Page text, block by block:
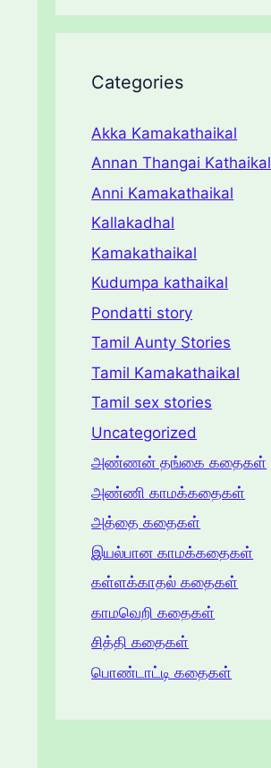
Categories
Akka Kamakathaikal
Annan Thangai Kathaikal
Anni Kamakathaikal
Kallakadhal
Kamakathaikal
Kudumpa kathaikal
Pondatti story
Tamil Aunty Stories
Tamil Kamakathaikal
Tamil sex stories
Uncategorized
அண்ணன் தங்கை கதைகள்
அண்ணி காமக்கதைகள்
அத்தை கதைகள்
இயல்பான காமக்கதைகள்
கள்ளக்காதல் கதைகள்
காமவெறி கதைகள்
சித்தி கதைகள்
பொண்டாட்டி கதைகள்